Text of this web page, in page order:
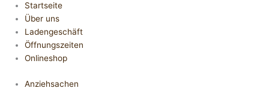
Startseite
Über uns
Ladengeschäft
Öffnungszeiten
Onlineshop
Anziehsachen